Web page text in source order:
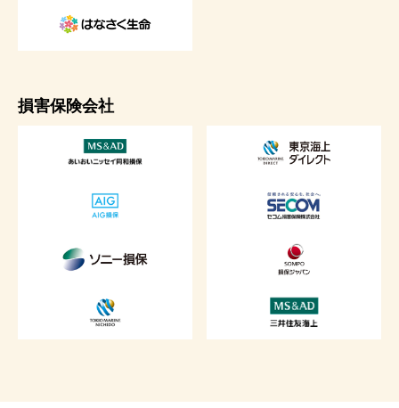
損害保険会社